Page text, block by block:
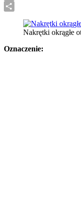
Translate
Print
Nakrętki okrągłe
Oznaczenie: